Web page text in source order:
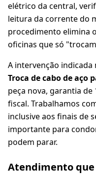
elétrico da central,
leitura da corrente do
procedimento elimina
oficinas que só
A intervenção
Troca de cabo de aço
peça nova, garantia
fiscal. Trabalhamos
inclusive aos finais de
importante para
podem parar.
Atendimento